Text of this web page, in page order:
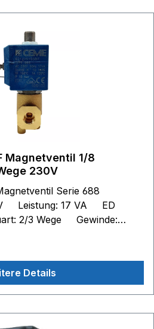
Magnetventil 1/8
230V
Serie 688
Leistung: 17 VA ED
2/3 Wege Gewinde:
= 0,338583 inch
Details